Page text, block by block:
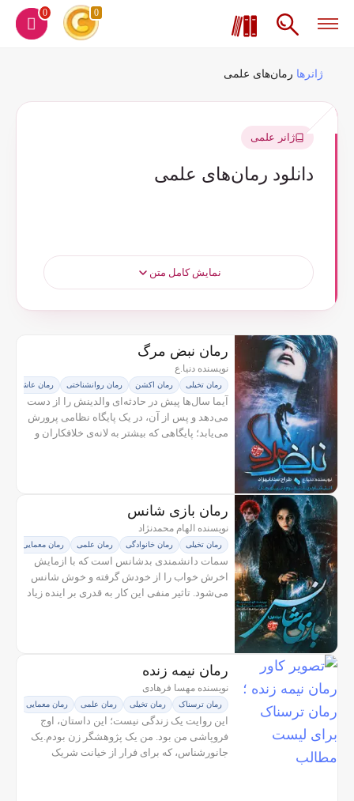
ژانرها رمان‌های علمی
ژانر علمی
دانلود رمان‌های علمی
نمایش کامل متن
رمان نبض مرگ
نویسنده دنیا.ع
رمان تخیلی رمان اکشن رمان روانشناختی رمان عاشقانه
آیما سال‌ها پیش در حادثه‌ای والدینش را از دست
می‌دهد و پس از آن، در یک پایگاه نظامی پرورش
می‌یابد؛ پایگاهی که بیشتر به لانه‌ی خلافکاران و
رمان بازی شانس
نویسنده الهام محمدنژاد
رمان تخیلی رمان خانوادگی رمان علمی رمان معمایی
سمات دانشمندی بدشانس است که با ازمایش
اخرش خواب را از خودش گرفته و خوش شانس
می‌شود. تاثیر منفی این کار به قدری بر اینده زیاد
رمان نیمه زنده
نویسنده مهسا فرهادی
رمان ترسناک رمان تخیلی رمان علمی رمان معمایی
این روایت یک زندگی نیست؛ این داستان، اوج
فروپاشی من بود. من یک پژوهشگر زن بودم.یک
جانورشناس، که برای فرار از خیانت شریک
0 0